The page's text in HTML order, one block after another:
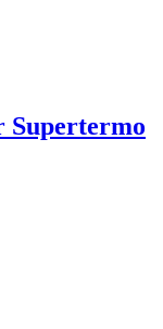
Supertermo